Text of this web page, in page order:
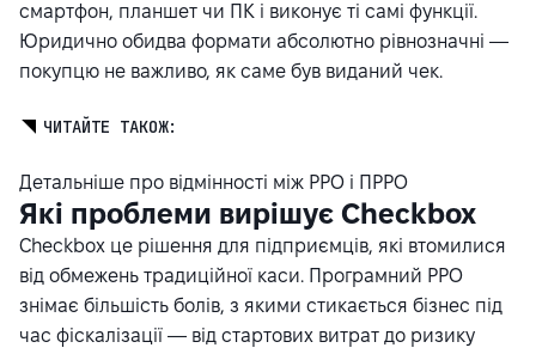
смартфон, планшет чи ПК і виконує ті самі функції.
Юридично обидва формати абсолютно рівнозначні —
покупцю не важливо, як саме був виданий чек.
ЧИТАЙТЕ ТАКОЖ:
Детальніше про відмінності між РРО і ПРРО
Які проблеми вирішує Checkbox
Checkbox це рішення для підприємців, які втомилися
від обмежень традиційної каси. Програмний РРО
знімає більшість болів, з якими стикається бізнес під
час фіскалізації — від стартових витрат до ризику